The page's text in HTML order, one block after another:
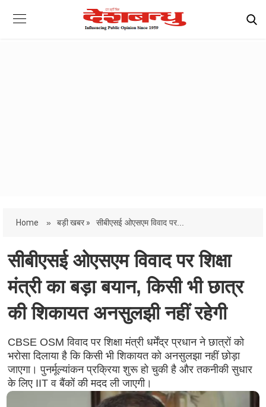
Home » बड़ी खबर » सीबीएसई ओएसएम विवाद पर...
सीबीएसई ओएसएम विवाद पर शिक्षा
मंत्री का बड़ा बयान, किसी भी छात्र
की शिकायत अनसुलझी नहीं रहेगी
CBSE OSM विवाद पर शिक्षा मंत्री धर्मेंद्र प्रधान ने छात्रों को
भरोसा दिलाया है कि किसी भी शिकायत को अनसुलझा नहीं छोड़ा
जाएगा। पुनर्मूल्यांकन प्रक्रिया शुरू हो चुकी है और तकनीकी सुधार
के लिए IIT व बैंकों की मदद ली जाएगी।